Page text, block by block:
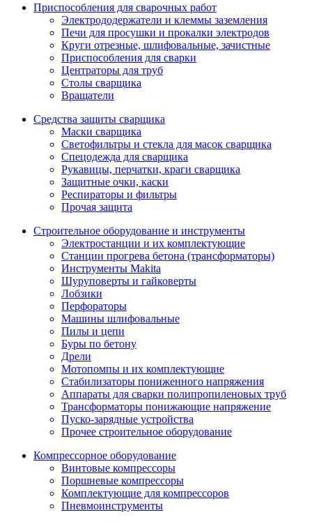
Приспособления для сварочных работ
Электрододержатели и клеммы заземления
Печи для просушки и прокалки электродов
Круги отрезные, шлифовальные, зачистные
Приспособления для сварки
Центраторы для труб
Столы сварщика
Вращатели
Средства защиты сварщика
Маски сварщика
Светофильтры и стекла для масок сварщика
Спецодежда для сварщика
Рукавицы, перчатки, краги сварщика
Защитные очки, каски
Респираторы и фильтры
Прочая защита
Строительное оборудование и инструменты
Электростанции и их комплектующие
Станции прогрева бетона (трансформаторы)
Инструменты Makita
Шуруповерты и гайковерты
Лобзики
Перфораторы
Машины шлифовальные
Пилы и цепи
Буры по бетону
Дрели
Мотопомпы и их комплектующие
Стабилизаторы пониженного напряжения
Аппараты для сварки полипропиленовых труб
Трансформаторы понижающие напряжение
Пуско-зарядные устройства
Прочее строительное оборудование
Компрессорное оборудование
Винтовые компрессоры
Поршневые компрессоры
Комплектующие для компрессоров
Пневмоинструменты